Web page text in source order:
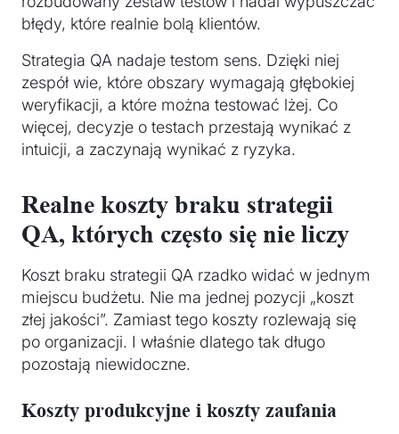
błędy, które realnie bolą klientów.
Strategia QA nadaje testom sens. Dzięki niej
zespół wie, które obszary wymagają głębokiej
weryfikacji, a które można testować lżej. Co
więcej, decyzje o testach przestają wynikać z
intuicji, a zaczynają wynikać z ryzyka.
Realne koszty braku strategii
QA, których często się nie liczy
Koszt braku strategii QA rzadko widać w jednym
miejscu budżetu. Nie ma jednej pozycji „koszt
złej jakości”. Zamiast tego koszty rozlewają się
po organizacji. I właśnie dlatego tak długo
pozostają niewidoczne.
Koszty produkcyjne i koszty zaufania